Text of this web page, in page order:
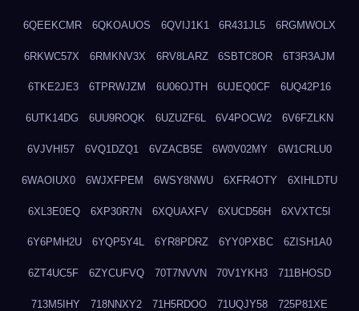
6QEEKCMR 6QKOAUOS 6QVIJ1K1 6R431JL5 6RGMWOLX
6RKWC57X 6RMKNV3X 6RV8LARZ 6SBTC8OR 6T3R3AJM
6TKE2JE3 6TPRWJZM 6U06OJTH 6UJEQ0CF 6UQ42P16
6UTK14DG 6UU9ROQK 6UZUZF6L 6V4POCW2 6V6FZLKN
6VJVHI57 6VQ1DZQ1 6VZACB5E 6W0V02MY 6W1CRLU0
6WAOIUX0 6WJXFPEM 6WSY8NWU 6XFR4OTY 6XIHLDTU
6XL3E0EQ 6XP30R7N 6XQUAXFV 6XUCD56H 6XVXTC5I
6Y6PMH2U 6YQP5Y4L 6YR8PDRZ 6YY0PXBC 6ZISH1A0
6ZT4UC5F 6ZYCUFVQ 70T7NVVN 70V1YKH3 711BHOSD
713M5IHY 718NNXY2 71H5RDOO 71UQJY58 725P81XE